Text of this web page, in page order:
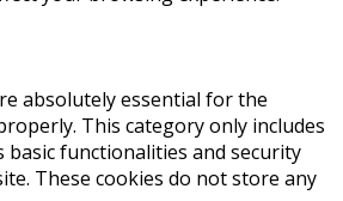
absolutely essential for the
This category only includes
basic functionalities and security
These cookies do not store any